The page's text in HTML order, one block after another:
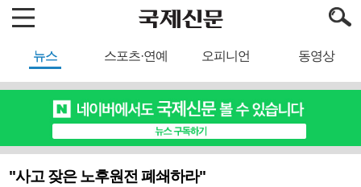
뉴스 스포츠·연예 오피니언 동영상
"사고 잦은 노후원전 폐쇄하라"